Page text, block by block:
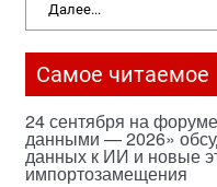
Далее...
Самое читаемое
24 сентября на
данными — 2026»
данных к ИИ и новые
импортозамещения